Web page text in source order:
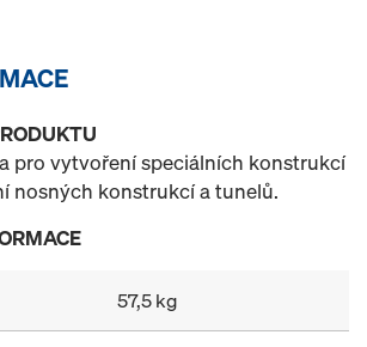
pro vytvoření speciálních konstrukcí
nosných konstrukcí a tunelů.
57,5 kg